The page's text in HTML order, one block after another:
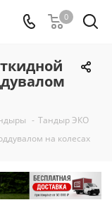
0
- Тандыр ЭКО
на колесах